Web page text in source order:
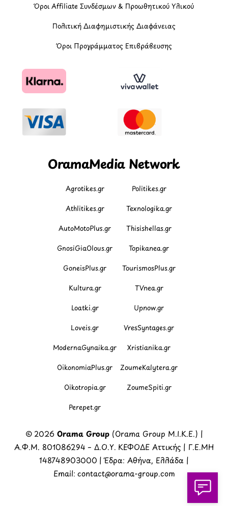
Όροι Affiliate Συνδέσμων & Προωθητικού Υλικού
Πολιτική Διαφημιστικής Διαφάνειας
Όροι Προγράμματος Επιβράβευσης
OramaMedia Network
Agrotikes.gr Politikes.gr
Athlitikes.gr Texnologika.gr
AutoMotoPlus.gr Thisishellas.gr
GnosiGiaOlous.gr Topikanea.gr
GoneisPlus.gr TourismosPlus.gr
Kultura.gr TVnea.gr
Loatki.gr Upnow.gr
Loveis.gr VresSyntages.gr
ModernaGynaika.gr Xristianika.gr
OikonomiaPlus.gr ZoumeKalytera.gr
Oikotropia.gr ZoumeSpiti.gr
Perepet.gr
© 2026 Orama Group(Orama Group Μ.Ι.Κ.Ε.) |
Α.Φ.Μ. 801086294 – Δ.Ο.Υ. ΚΕΦΟΔΕ Αττικής | Γ.Ε.ΜΗ
148748903000 | Έδρα: Αθήνα, Ελλάδα |
Email: contact@orama-group.com